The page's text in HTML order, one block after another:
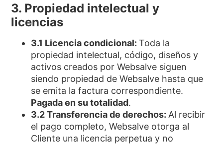
3. Propiedad intelectual y
licencias
3.1 Licencia condicional:Toda la
propiedad intelectual, código, diseños y
activos creados por Websalve siguen
siendo propiedad de Websalve hasta que
se emita la factura correspondiente.
Pagada en su totalidad.
3.2 Transferencia de derechos: Al recibir
el pago completo, Websalve otorga al
Cliente una licencia perpetua y no